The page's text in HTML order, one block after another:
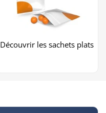
Découvrir les sachets plats